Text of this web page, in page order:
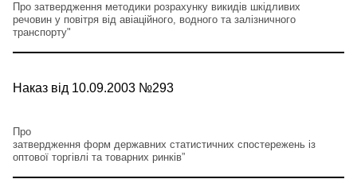
Про затвердження методики розрахунку викидів шкідливих
речовин у повітря від авіаційного, водного та залізничного
транспорту"
Наказ від 10.09.2003 №293
Про
затвердження форм державних статистичних спостережень із
оптової торгівлі та товарних ринків”